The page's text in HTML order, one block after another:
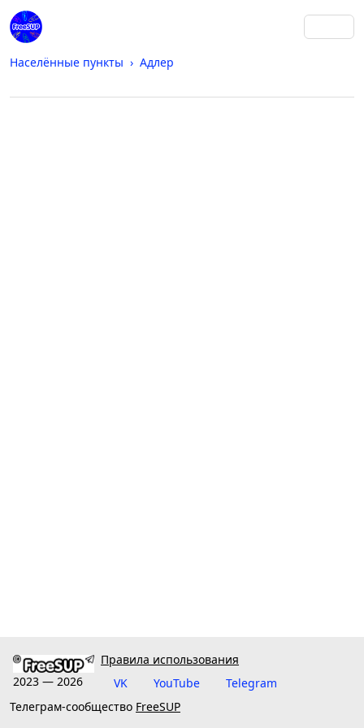
Населённые пункты Адлер
2023 — 2026
Правила использования
VK
YouTube
Telegram
Телеграм-сообщество FreeSUP